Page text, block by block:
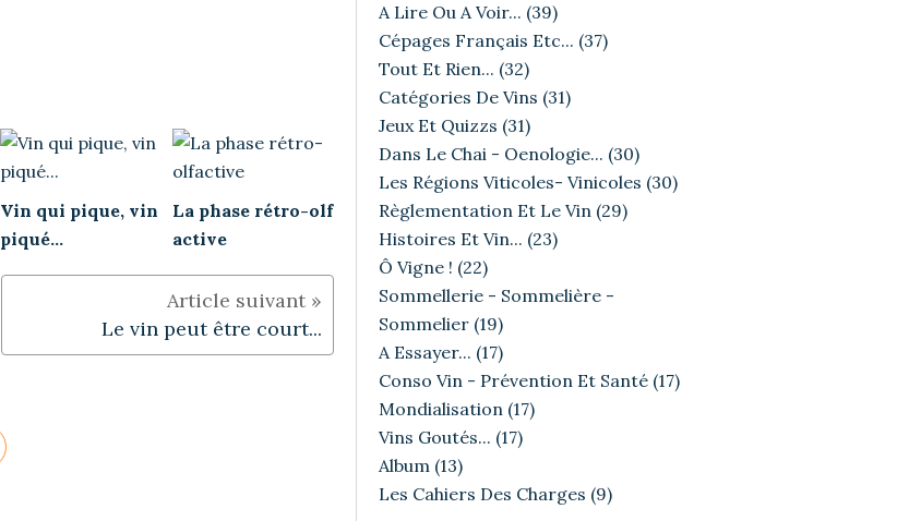
Vin qui pique, vin
piqué...
La phase rétro-olf
active
Le vin peut être court...
A Lire Ou A Voir... (39)
Cépages Français Etc... (37)
Tout Et Rien... (32)
Catégories De Vins (31)
Jeux Et Quizzs (31)
Dans Le Chai - Oenologie... (30)
Les Régions Viticoles- Vinicoles (30)
Règlementation Et Le Vin (29)
Histoires Et Vin... (23)
Ô Vigne ! (22)
Sommellerie - Sommelière -
Sommelier (19)
A Essayer... (17)
Conso Vin - Prévention Et Santé (17)
Mondialisation (17)
Vins Goutés... (17)
Album (13)
Les Cahiers Des Charges (9)